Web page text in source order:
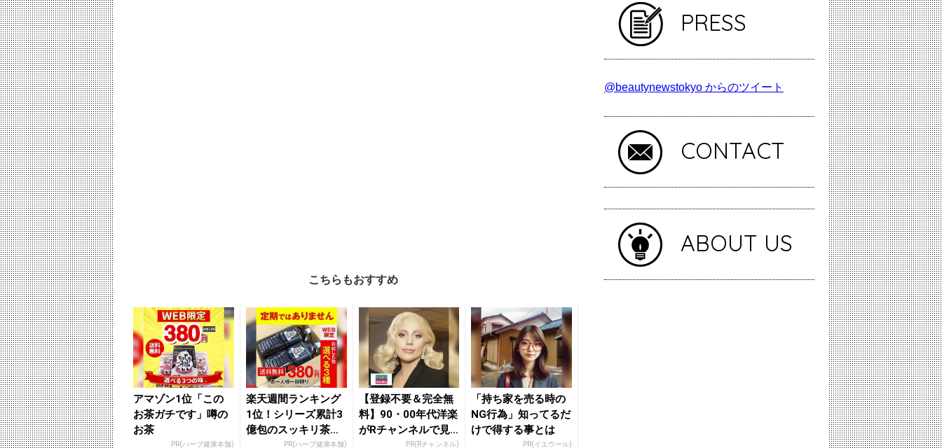
こちらもおすすめ
アマゾン1位「この
お茶ガチです」噂の
お茶
PR(ハーブ健康本舗)
楽天週間ランキング
1位！シリーズ累計3
億包のスッキリ茶。
380円でお試し
PR(ハーブ健康本舗)
【登録不要＆完全無
料】90・00年代洋楽
がRチャンネルで見
PR(Rチャンネル)
「持ち家を売る時の
NG行為」知ってるだ
けで得する事とは
PR(イエウール)
PRESS
@beautynewstokyo からのツイート
CONTACT
ABOUT US